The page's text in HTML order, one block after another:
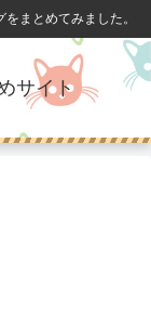
まとめてみました。
サイト